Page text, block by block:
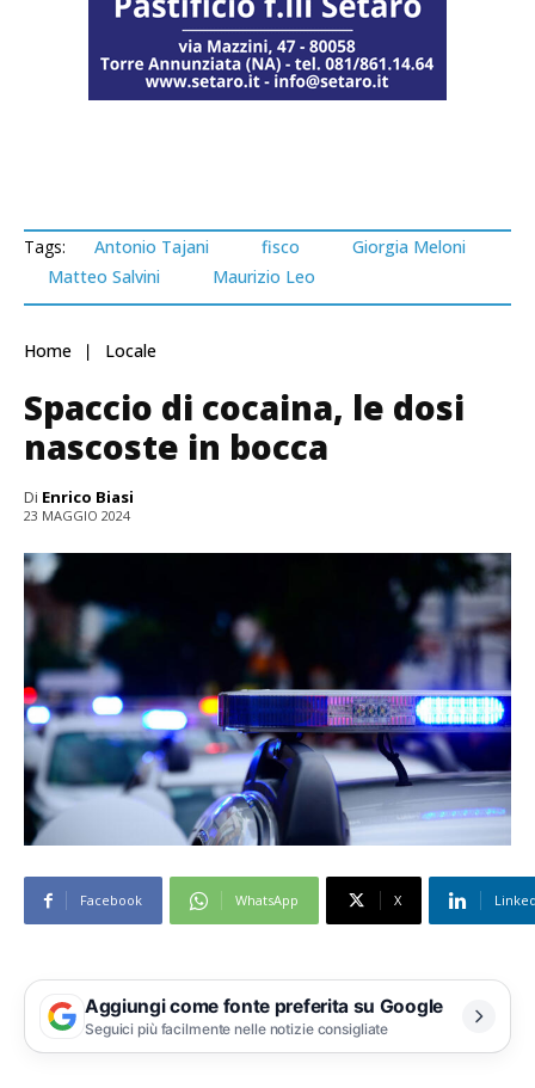
Tags: Antonio Tajani fisco
Giorgia Meloni
Matteo Salvini
Maurizio Leo
Home Locale
Spaccio di cocaina, le dosi
nascoste in bocca
Di Enrico Biasi
23 MAGGIO 2024
Facebook WhatsApp X
Aggiungi come fonte preferita su Google
Seguici più facilmente nelle notizie consigliate